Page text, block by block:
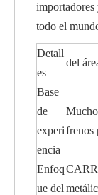
importadores
todo el
Detall
es
del
Base
de
experi
encia
frenos
Enfoq
ue del